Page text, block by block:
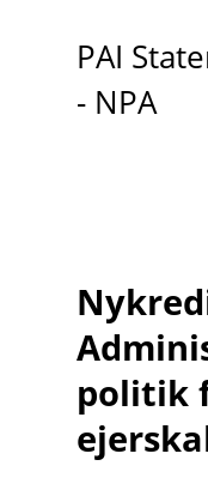
PAI
- NPA
politik